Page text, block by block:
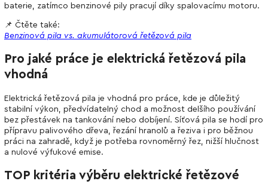
baterie, zatímco benzinové pily pracují díky spalovacímu motoru.
📌 Čtěte také:
Benzinová pila vs. akumulátorová řetězová pila
Pro jaké práce je elektrická řetězová pila
vhodná
Elektrická řetězová pila je vhodná pro práce, kde je důležitý
stabilní výkon, předvídatelný chod a možnost delšího používání
bez přestávek na tankování nebo dobíjení. Síťová pila se hodí pro
přípravu palivového dřeva, řezání hranolů a řeziva i pro běžnou
práci na zahradě, když je potřeba rovnoměrný řez, nižší hlučnost
a nulové výfukové emise.
TOP kritéria výběru elektrické řetězové